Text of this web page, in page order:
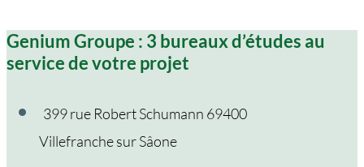
Genium Groupe : 3 bureaux d’études au
service de votre projet
399 rue Robert Schumann 69400
Villefranche sur Sâone